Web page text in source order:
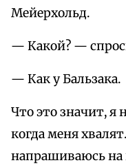
Мейерхольд.
— Какой? —
— Как у Бальзака.
Что это значит, я
когда меня
напрашиваюсь на